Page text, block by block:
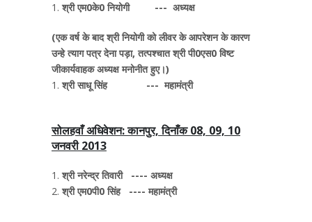
श्री एम0के0 नियोगी --- अध्यक्ष
(एक वर्ष के बाद श्री नियोगी को लीवर के आपरेशन के कारण
उन्हे त्याग पत्र देना पड़ा, तत्पश्चात श्री पी0एस0 विष्ट
जीकार्यवाहक अध्यक्ष मनोनीत हुए।)
श्री साधू सिंह --- महामंत्री
सोलहवाँ अधिवेशन: कानपुर, दिनाँक 08, 09, 10
जनवरी 2013
श्री नरेन्द्र तिवारी ---- अध्यक्ष
श्री एम0पी0 सिंह ---- महामंत्री